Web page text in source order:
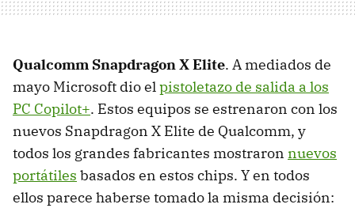
Qualcomm Snapdragon X Elite. A mediados de
mayo Microsoft dio elpistoletazo de salida a los
PC Copilot+. Estos equipos se estrenaron con los
nuevos Snapdragon X Elite de Qualcomm, y
todos los grandes fabricantes mostraron nuevos
portátiles basados en estos chips. Y en todos
ellos parece haberse tomado la misma decisión: